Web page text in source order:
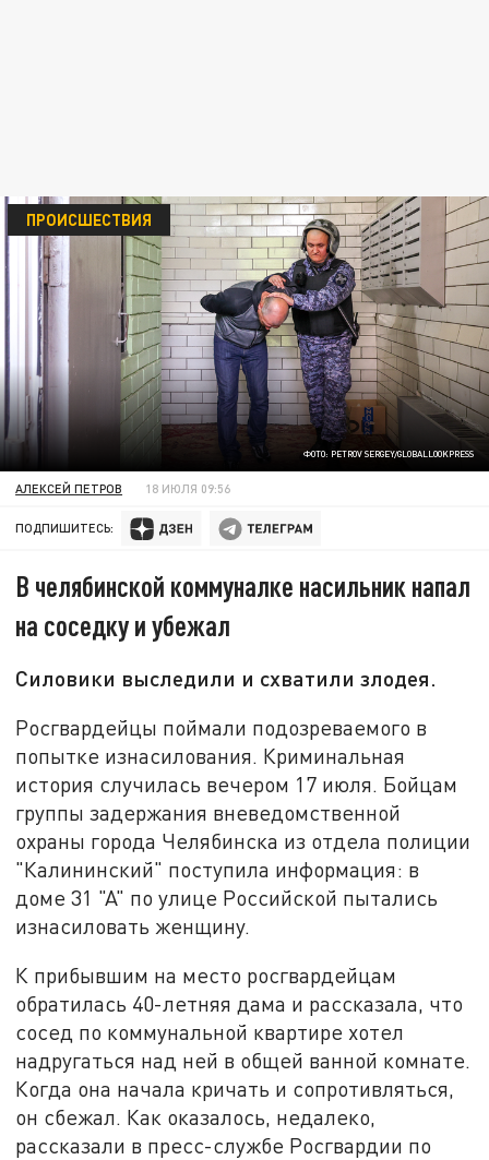
ФОТО: PETROV SERGEY/GLOBALLOOKPRESS
ПРОИСШЕСТВИЯ
АЛЕКСЕЙ ПЕТРОВ 18 ИЮЛЯ 09:56
ПОДПИШИТЕСЬ:
В челябинской коммуналке насильник напал
на соседку и убежал
Силовики выследили и схватили злодея.
Росгвардейцы поймали подозреваемого в
попытке изнасилования. Криминальная
история случилась вечером 17 июля. Бойцам
группы задержания вневедомственной
охраны города Челябинска из отдела полиции
"Калининский" поступила информация: в
доме 31 "А" по улице Российской пытались
изнасиловать женщину.
К прибывшим на место росгвардейцам
обратилась 40-летняя дама и рассказала, что
сосед по коммунальной квартире хотел
надругаться над ней в общей ванной комнате.
Когда она начала кричать и сопротивляться,
он сбежал. Как оказалось, недалеко,
рассказали в пресс-службе Росгвардии по